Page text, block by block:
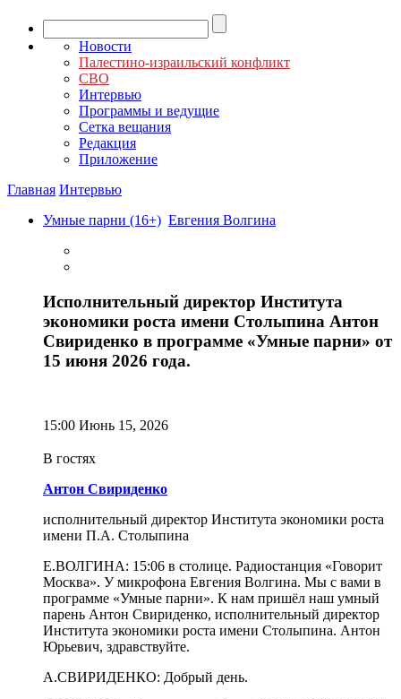
Новости
Палестино-израильский конфликт
СВО
Интервью
Программы и ведущие
Сетка вещания
Редакция
Приложение
Главная Интервью
Умные парни (16+) Евгения Волгина
Исполнительный директор Института
экономики роста имени Столыпина Антон
Свириденко в программе «Умные парни» от
15 июня 2026 года.
15:00 Июнь 15, 2026
В гостях
Антон Свириденко
исполнительный директор Института экономики роста
имени П.А. Столыпина
Е.ВОЛГИНА: 15:06 в столице. Радиостанция «Говорит
Москва». У микрофона Евгения Волгина. Мы с вами в
программе «Умные парни». К нам пришёл наш умный
парень Антон Свириденко, исполнительный директор
Института экономики роста имени Столыпина. Антон
Юрьевич, здравствуйте.
А.СВИРИДЕНКО: Добрый день.